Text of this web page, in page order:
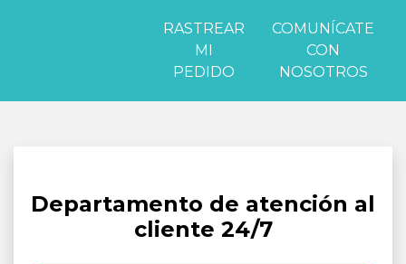
RASTREAR
MI
PEDIDO
COMUNÍCATE
CON
NOSOTROS
Departamento de atención al
cliente 24/7